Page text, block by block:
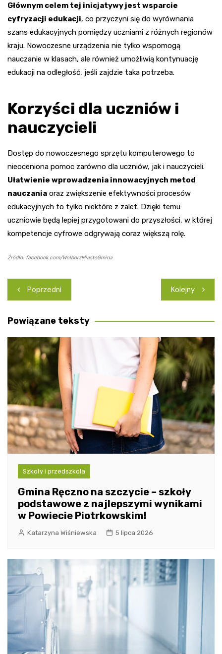
Głównym celem tej inicjatywy jest wsparcie
cyfryzacji edukacji, co przyczyni się do wyrównania
szans edukacyjnych pomiędzy uczniami z różnych regionów
kraju. Nowoczesne urządzenia nie tylko wspomogą
nauczanie w klasach, ale również umożliwią kontynuację
edukacji na odległość, jeśli zajdzie taka potrzeba.
Korzyści dla uczniów i
nauczycieli
Dostęp do nowoczesnego sprzętu komputerowego to
nieoceniona pomoc zarówno dla uczniów, jak i nauczycieli.
Ułatwienie wprowadzenia innowacyjnych metod
nauczania oraz zwiększenie efektywności procesów
edukacyjnych to tylko niektóre z zalet. Dzięki temu
uczniowie będą lepiej przygotowani do przyszłości, w której
kompetencje cyfrowe odgrywają coraz większą rolę.
Źródło: facebook.com/WolborzMiastoGmina
Nawigacja
wpisu
Poprzedni Kolejny
Powiązane teksty
Szkoły i przedszkola
Gmina Ręczno na szczycie – szkoły
podstawowe z najlepszymi wynikami
w Powiecie Piotrkowskim!
Katarzyna Wiśniewska 5 lipca 2026